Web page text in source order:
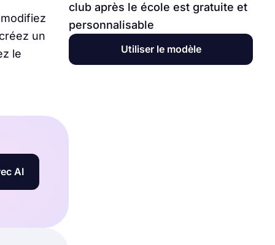
un
le
AI
club après le école est gratuite et
personnalisable
Utiliser le modèle